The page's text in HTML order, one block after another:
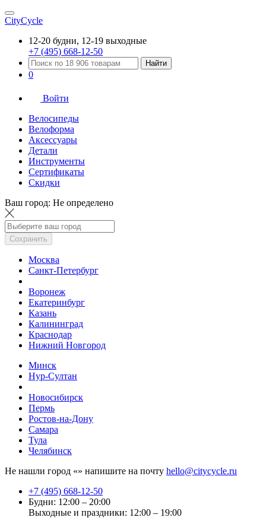
CityCycle
12-20 будни, 12-19 выходные
+7 (495) 668-12-50
Найти
0
Войти
Велосипеды
Велоформа
Аксессуары
Детали
Инструменты
Сертификаты
Скидки
Ваш город: Не определено
Сохранить
Москва
Санкт-Петербург
Воронеж
Екатеринбург
Казань
Калининград
Краснодар
Нижний Новгород
Минск
Нур-Султан
Новосибирск
Пермь
Ростов-на-Дону
Самара
Тула
Челябинск
Не нашли город «» напишите на почту hello@citycycle.ru
+7 (495) 668-12-50
Будни: 12:00 – 20:00
Выходные и праздники: 12:00 – 19:00